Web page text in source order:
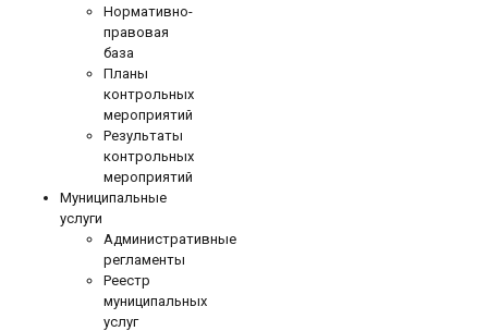
Нормативно-
правовая
база
Планы
контрольных
мероприятий
Результаты
контрольных
мероприятий
Муниципальные
услуги
Административные
регламенты
Реестр
муниципальных
услуг